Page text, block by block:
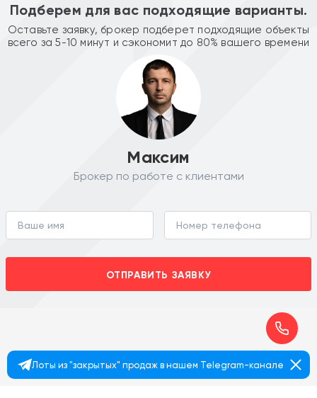
Подберем для вас подходящие варианты.
Оставьте заявку, брокер подберет подходящие объекты
всего за 5-10 минут и сэкономит до 80% вашего времени
Максим
Брокер по работе с клиентами
ОТПРАВИТЬ ЗАЯВКУ
Лоты из "закрытых" продаж в нашем Telegram-канале